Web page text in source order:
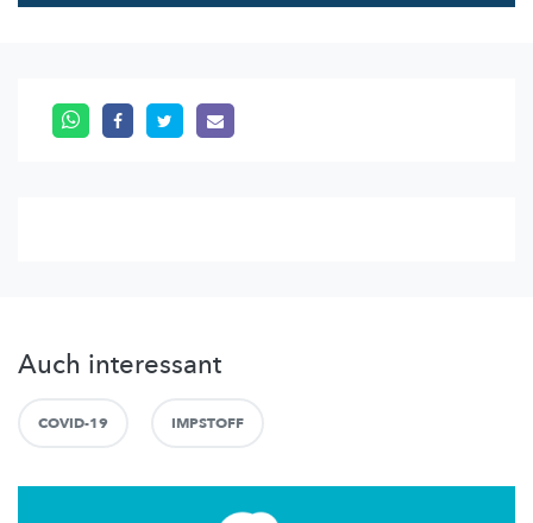
Auch interessant
COVID-19 IMPSTOFF